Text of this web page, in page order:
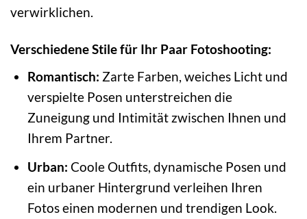
verwirklichen.
Verschiedene Stile für Ihr Paar Fotoshooting:
Romantisch: Zarte Farben, weiches Licht und
verspielte Posen unterstreichen die
Zuneigung und Intimität zwischen Ihnen und
Ihrem Partner.
Urban: Coole Outfits, dynamische Posen und
ein urbaner Hintergrund verleihen Ihren
Fotos einen modernen und trendigen Look.